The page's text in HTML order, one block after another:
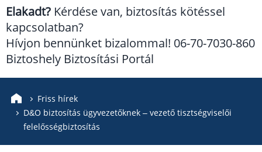
KÖBE Biztosító Egyesület
Mondial Assistance Biztosító
Posta Biztosító
Union Biztosító
Elakadt? Kérdése van, biztosítás kötéssel
kapcsolatban?
Hívjon bennünket bizalommal! 06-70-7030-860
Biztoshely Biztosítási Portál
Friss hírek
D&O biztosítás ügyvezetőknek – vezető tisztségviselői
felelősségbiztosítás